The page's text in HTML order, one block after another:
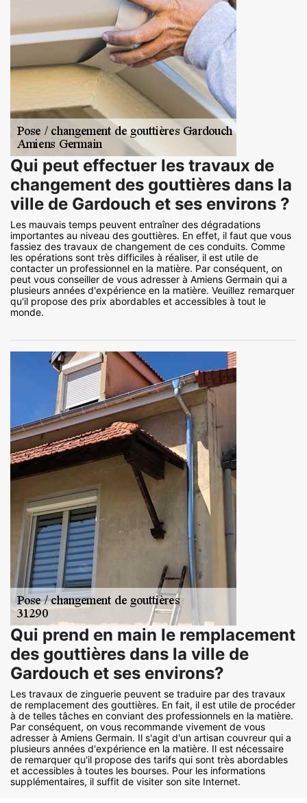
Qui peut effectuer les travaux de
changement des gouttières dans la
ville de Gardouch et ses environs ?
Les mauvais temps peuvent entraîner des dégradations
importantes au niveau des gouttières. En effet, il faut que vous
fassiez des travaux de changement de ces conduits. Comme
les opérations sont très difficiles à réaliser, il est utile de
contacter un professionnel en la matière. Par conséquent, on
peut vous conseiller de vous adresser à Amiens Germain qui a
plusieurs années d'expérience en la matière. Veuillez remarquer
qu'il propose des prix abordables et accessibles à tout le
monde.
Qui prend en main le remplacement
des gouttières dans la ville de
Gardouch et ses environs?
Les travaux de zinguerie peuvent se traduire par des travaux
de remplacement des gouttières. En fait, il est utile de procéder
à de telles tâches en conviant des professionnels en la matière.
Par conséquent, on vous recommande vivement de vous
adresser à Amiens Germain. Il s'agit d'un artisan couvreur qui a
plusieurs années d'expérience en la matière. Il est nécessaire
de remarquer qu'il propose des tarifs qui sont très abordables
et accessibles à toutes les bourses. Pour les informations
supplémentaires, il suffit de visiter son site Internet.